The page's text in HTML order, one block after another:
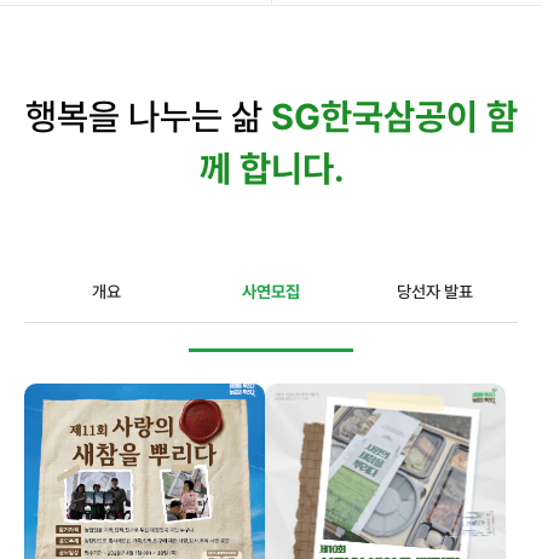
한광호 농업상
사회공헌활동
인재채용
행복을 나누는 삶 SG한국삼공이 함
께 합니다.
개요 사연모집 당선자 발표